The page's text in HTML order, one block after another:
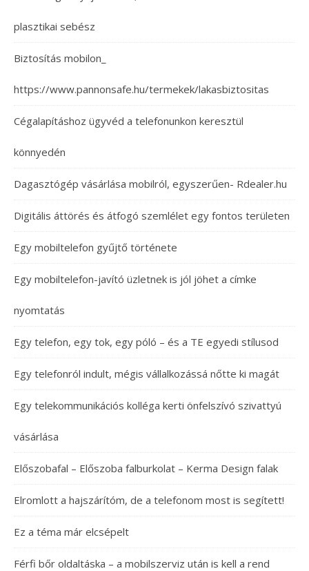
plasztikai sebész
Biztosítás mobilon_
https://www.pannonsafe.hu/termekek/lakasbiztositas
Cégalapításhoz ügyvéd a telefonunkon keresztül
könnyedén
Dagasztógép vásárlása mobilról, egyszerűen- Rdealer.hu
Digitális áttörés és átfogó szemlélet egy fontos területen
Egy mobiltelefon gyűjtő története
Egy mobiltelefon-javító üzletnek is jól jöhet a címke
nyomtatás
Egy telefon, egy tok, egy póló – és a TE egyedi stílusod
Egy telefonról indult, mégis vállalkozássá nőtte ki magát
Egy telekommunikációs kolléga kerti önfelszívó szivattyú
vásárlása
Előszobafal – Előszoba falburkolat – Kerma Design falak
Elromlott a hajszárítóm, de a telefonom most is segített!
Ez a téma már elcsépelt
Férfi bőr oldaltáska – a mobilszerviz után is kell a rend